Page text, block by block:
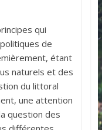
qui
de
étant
naturels et des
du littoral
une attention
question des